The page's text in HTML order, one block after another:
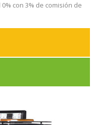
con 3% de comisión de